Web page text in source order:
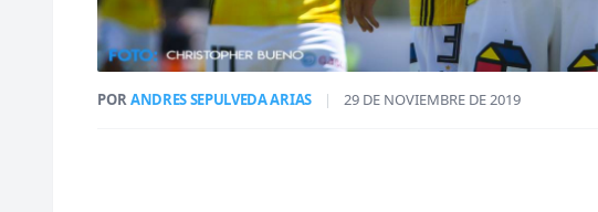
PORANDRES SEPULVEDA ARIAS | 29 DE NOVIEMBRE DE 2019